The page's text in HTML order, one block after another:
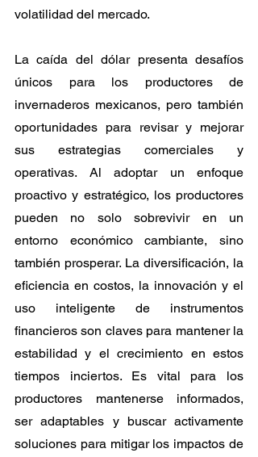
volatilidad del mercado.
La caída del dólar presenta desafíos
únicos para los productores de
invernaderos mexicanos, pero también
oportunidades para revisar y mejorar
sus estrategias comerciales y
operativas. Al adoptar un enfoque
proactivo y estratégico, los productores
pueden no solo sobrevivir en un
entorno económico cambiante, sino
también prosperar. La diversificación, la
eficiencia en costos, la innovación y el
uso inteligente de instrumentos
financieros son claves para mantener la
estabilidad y el crecimiento en estos
tiempos inciertos. Es vital para los
productores mantenerse informados,
ser adaptables y buscar activamente
soluciones para mitigar los impactos de